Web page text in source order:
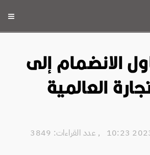
الانضمام إلى
العالمية
, عدد القراءات: 3849